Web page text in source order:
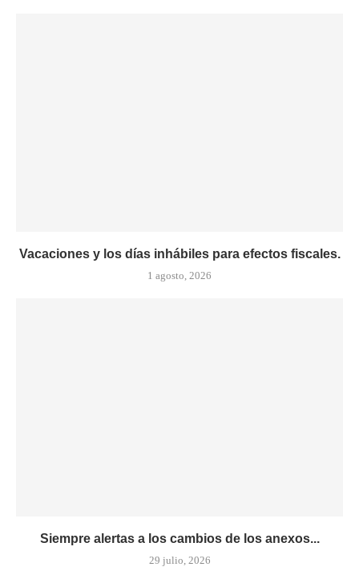
Vacaciones y los días inhábiles para efectos fiscales.
1 agosto, 2026
Siempre alertas a los cambios de los anexos...
29 julio, 2026